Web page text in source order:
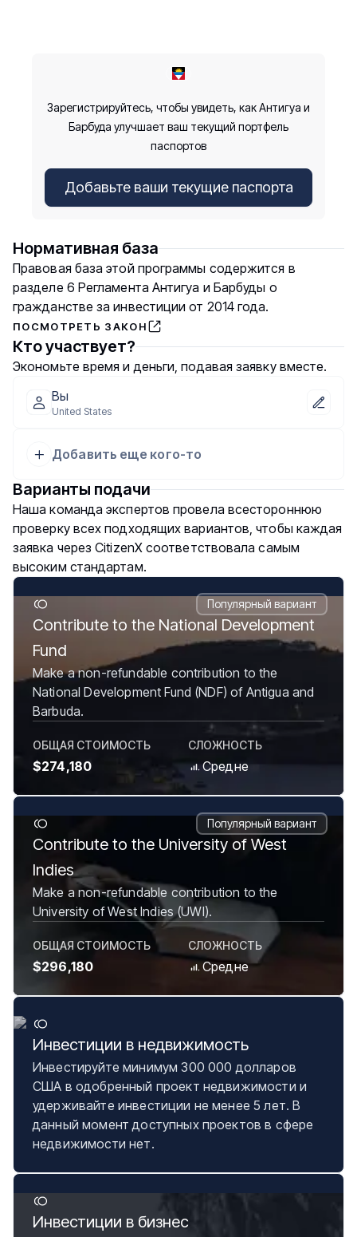
Зарегистрируйтесь, чтобы увидеть, как Антигуа и
Барбуда улучшает ваш текущий портфель
паспортов
Добавьте ваши текущие паспорта
Нормативная база
Правовая база этой программы содержится в
разделе 6 Регламента Антигуа и Барбуды о
гражданстве за инвестиции от 2014 года.
ПОСМОТРЕТЬ ЗАКОН
Кто участвует?
Экономьте время и деньги, подавая заявку вместе.
Вы
United States
Добавить еще кого-то
Варианты подачи
Наша команда экспертов провела всестороннюю
проверку всех подходящих вариантов, чтобы каждая
заявка через CitizenX соответствовала самым
высоким стандартам.
Популярный вариант
Contribute to the National Development
Fund
Make a non-refundable contribution to the
National Development Fund (NDF) of Antigua and
Barbuda.
ОБЩАЯ СТОИМОСТЬ
$274,180
СЛОЖНОСТЬ
Средне
Популярный вариант
Contribute to the University of West
Indies
Make a non-refundable contribution to the
University of West Indies (UWI).
ОБЩАЯ СТОИМОСТЬ
$296,180
СЛОЖНОСТЬ
Средне
Инвестиции в недвижимость
Инвестируйте минимум 300 000 долларов
США в одобренный проект недвижимости и
удерживайте инвестиции не менее 5 лет. В
данный момент доступных проектов в сфере
недвижимости нет.
Инвестиции в бизнес